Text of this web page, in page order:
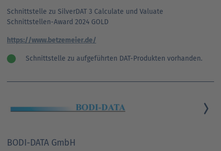
Schnittstelle zu SilverDAT 3 Calculate und Valuate
Schnittstellen-Award 2024 GOLD
https://www.betzemeier.de/
Schnittstelle zu aufgeführten DAT-Produkten vorhanden.
BODI-DATA GmbH